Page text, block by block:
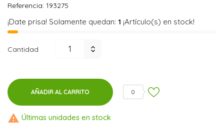
Referencia: 193275
¡Date prisa! Solamente quedan: 1 ¡Artículo(s) en stock!
Cantidad
AÑADIR AL CARRITO 0
 Últimas unidades en stock